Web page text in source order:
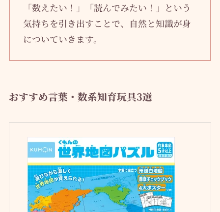
「数えたい！」「読んでみたい！」という
気持ちを引き出すことで、自然と知識が身
についていきます。
おすすめ言葉・数系知育玩具3選